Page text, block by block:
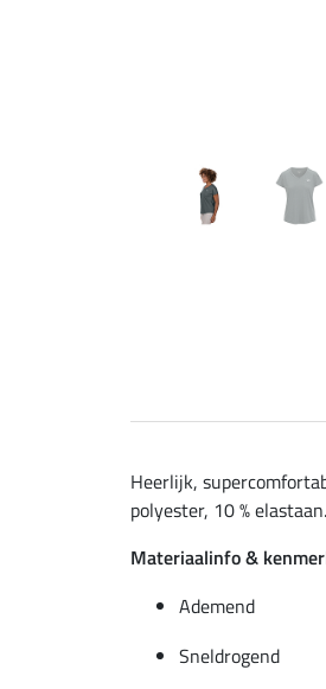
Heerlijk,
polyester, 10 % elastaan.
Materiaalinfo &
Ademend
Sneldrogend